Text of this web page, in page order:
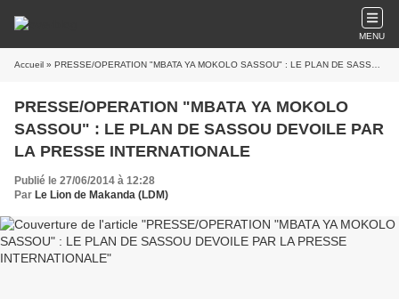
MENU
Accueil » PRESSE/OPERATION "MBATA YA MOKOLO SASSOU" : LE PLAN DE SASSOU DEVOILE PAR LA PRESSE INTERNATIONALE
PRESSE/OPERATION "MBATA YA MOKOLO
SASSOU" : LE PLAN DE SASSOU DEVOILE PAR
LA PRESSE INTERNATIONALE
Publié le 27/06/2014 à 12:28
Par Le Lion de Makanda (LDM)